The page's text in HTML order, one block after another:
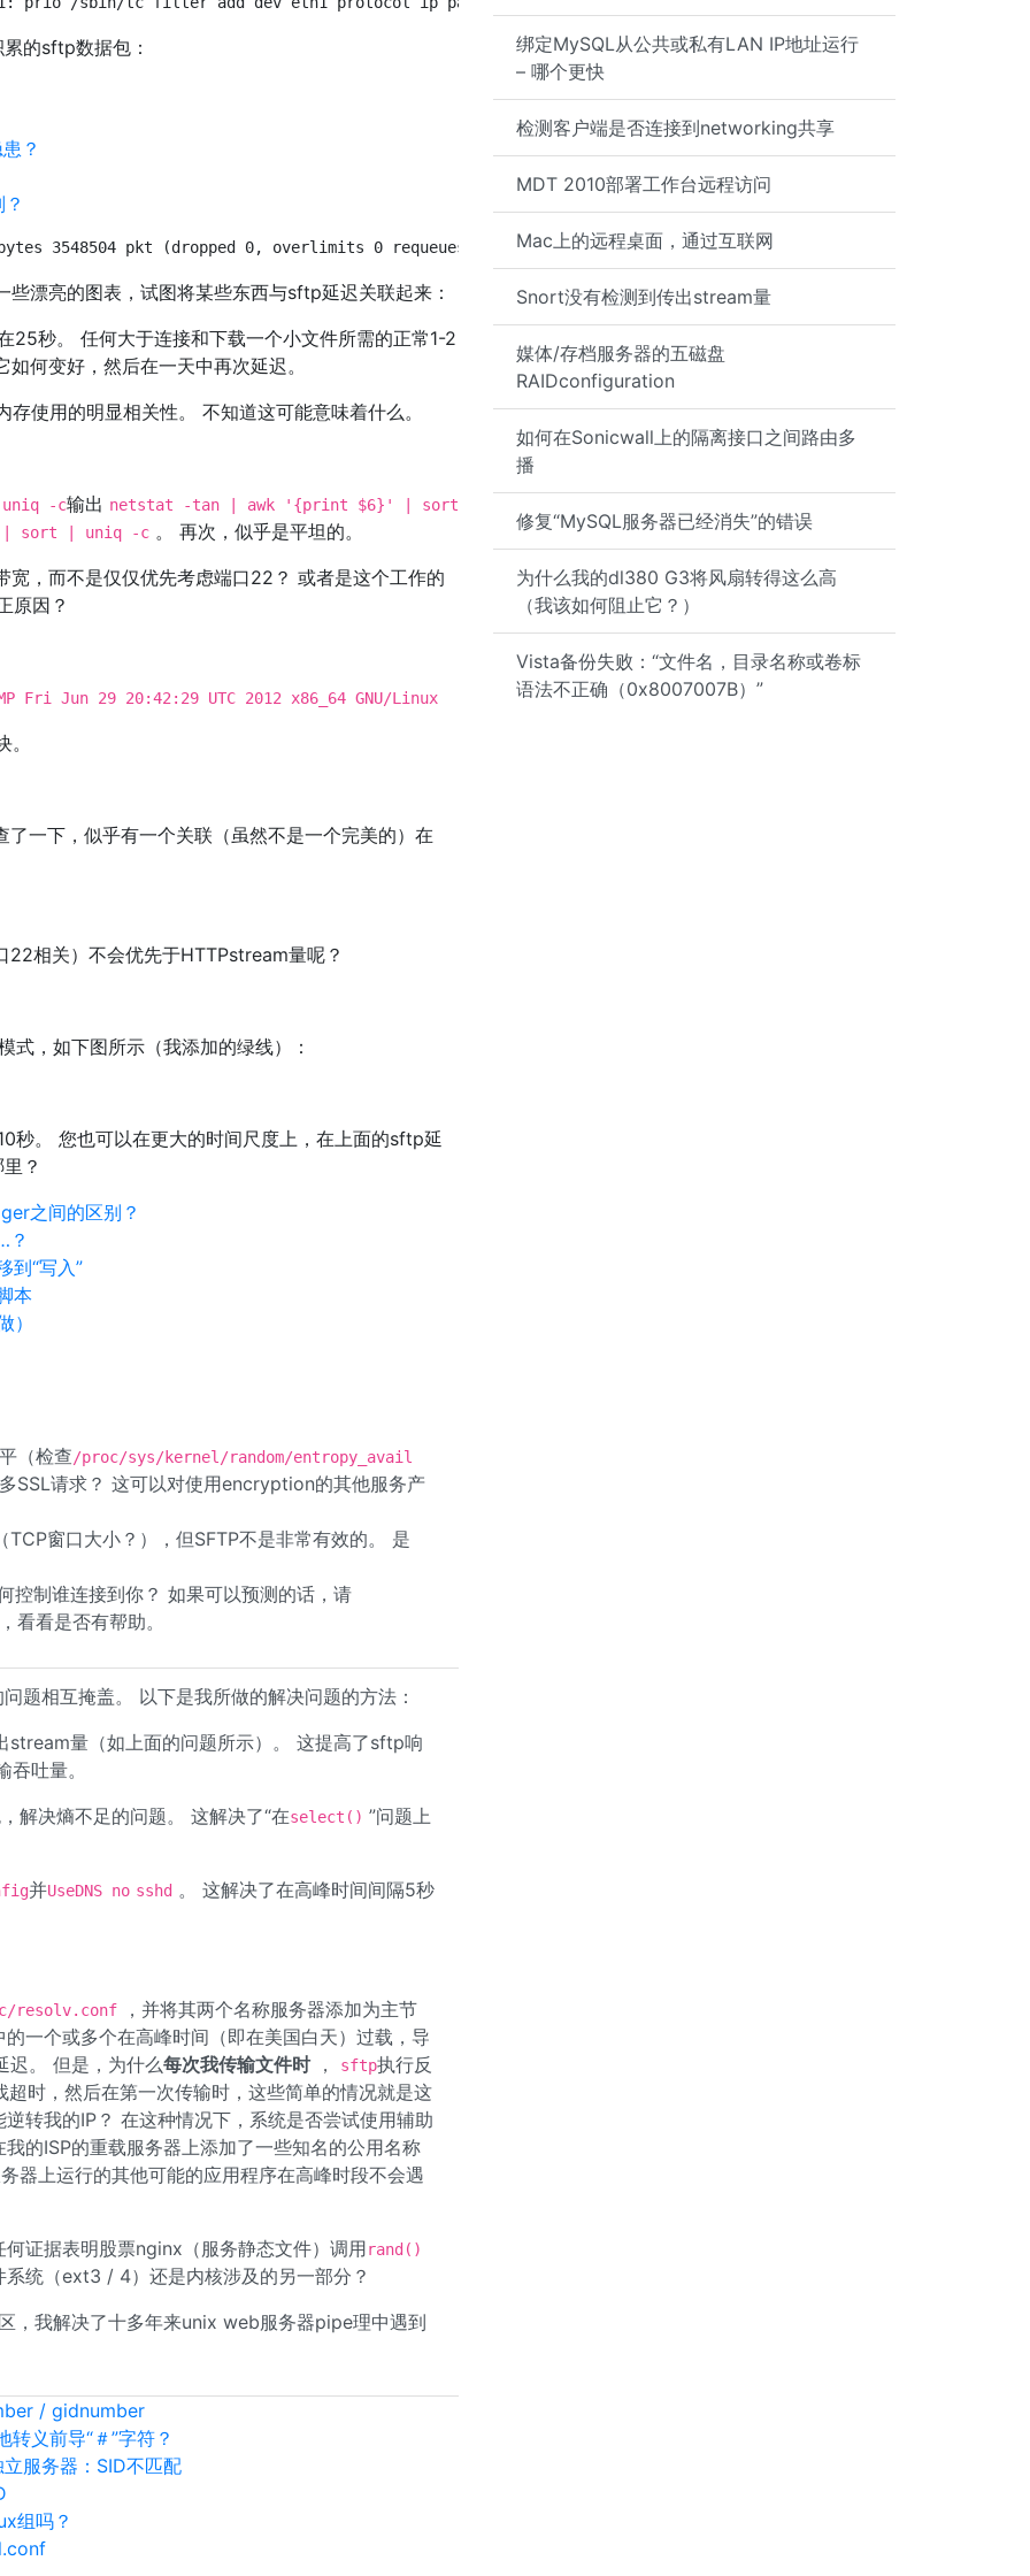
绑定MySQL从公共或私有LAN IP地址运行
– 哪个更快
检测客户端是否连接到networking共享
MDT 2010部署工作台远程访问
Mac上的远程桌面，通过互联网
Snort没有检测到传出stream量
媒体/存档服务器的五磁盘
RAIDconfiguration
如何在Sonicwall上的隔离接口之间路由多
播
修复“MySQL服务器已经消失”的错误
为什么我的dl380 G3将风扇转得这么高
（我该如何阻止它？）
Vista备份失败：“文件名，目录名称或卷标
语法不正确（0x8007007B）”
的sftp数据包：
？
3548504 pkt (dropped 0, overlimits 0 requeues 0) backlog 0b 0p requeues 0 class prio 1:2 parent 1: Sent
漂亮的图表，试图将某些东西与sftp延迟关联起来：
秒。 任何大于连接和下载一个小文件所需的正常1-2
何变好，然后在一天中再次延迟。
使用的明显相关性。 不知道这可能意味着什么。
-c输出 netstat -tan | awk '{print $6}' | sort
| sort | uniq -c 。 再次，似乎是平坦的。
，而不是仅仅优先考虑端口22？ 或者是这个工作的
原因？
Fri Jun 29 20:42:29 UTC 2012 x86_64 GNU/Linux
一下，似乎有一个关联（虽然不是一个完美的）在
相关）不会优先于HTTPstream量呢？
，如下图所示（我添加的绿线）：
秒。 您也可以在更大的时间尺度上，在上面的sftp延
？
之间的区别？
？
到“写入”
本
）
（检查/proc/sys/kernel/random/entropy_avail
SSL请求？ 这可以对使用encryption的其他服务产
TCP窗口大小？），但SFTP不是非常有效的。 是
控制谁连接到你？ 如果可以预测的话，请
看看是否有帮助。
题相互掩盖。 以下是我所做的解决问题的方法：
量（如上面的问题所示）。 这提高了sftp响
吐量。
解决熵不足的问题。 这解决了“在select() ”问题上
并UseDNS no sshd 。 这解决了在高峰时间间隔5秒
resolv.conf
，并将其两个名称服务器添加为主节
一个或多个在高峰时间（即在美国白天）过载，导
迟。 但是，为什么每次我传输文件时， sftp执行反
时，然后在第一次传输时，这些简单的情况就是这
转我的IP？ 在这种情况下，系统是否尝试使用辅助
的ISP的重载服务器上添加了一些知名的公用名称
器上运行的其他可能的应用程序在高峰时段不会遇
证据表明股票nginx（服务静态文件）调用rand()
统（ext3 / 4）还是内核涉及的另一部分？
，我解决了十多年来unix web服务器pipe理中遇到
/ gidnumber
义前导“＃”字符？
服务器：SID不匹配
组吗？